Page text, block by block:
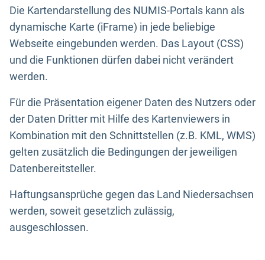
Die Kartendarstellung des NUMIS-Portals kann als
dynamische Karte (iFrame) in jede beliebige
Webseite eingebunden werden. Das Layout (CSS)
und die Funktionen dürfen dabei nicht verändert
werden.
Für die Präsentation eigener Daten des Nutzers oder
der Daten Dritter mit Hilfe des Kartenviewers in
Kombination mit den Schnittstellen (z.B. KML, WMS)
gelten zusätzlich die Bedingungen der jeweiligen
Datenbereitsteller.
Haftungsansprüche gegen das Land Niedersachsen
werden, soweit gesetzlich zulässig,
ausgeschlossen.